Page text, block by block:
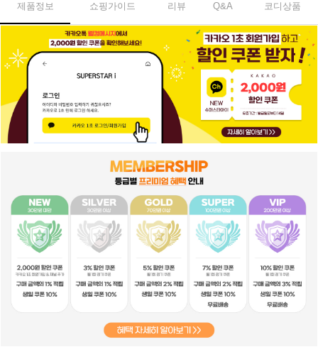
제품정보 쇼핑가이드 리뷰 Q&A 코디상품